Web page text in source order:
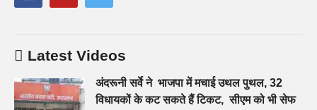
Latest Videos
अंदरूनी सर्वे ने भाजपा में मचाई उथल पुथल, 32
विधायकों के कट सकते हैं टिकट, सीएम को भी सेफ